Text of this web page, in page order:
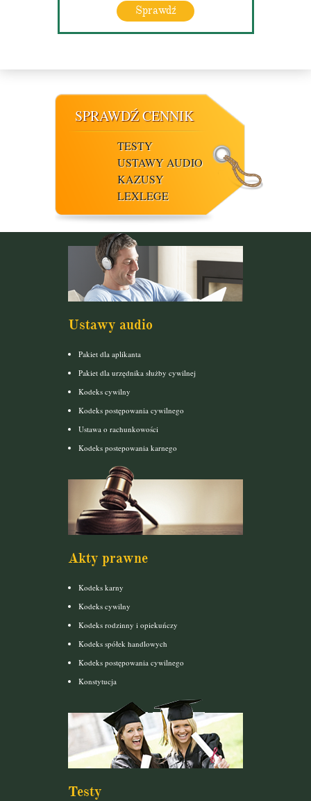
Sprawdź
SPRAWDŹ CENNIK
TESTY
USTAWY AUDIO
KAZUSY
LEXLEGE
Ustawy audio
Pakiet dla aplikanta
Pakiet dla urzędnika służby cywilnej
Kodeks cywilny
Kodeks postępowania cywilnego
Ustawa o rachunkowości
Kodeks postepowania karnego
Akty prawne
Kodeks karny
Kodeks cywilny
Kodeks rodzinny i opiekuńczy
Kodeks spółek handlowych
Kodeks postępowania cywilnego
Konstytucja
Testy